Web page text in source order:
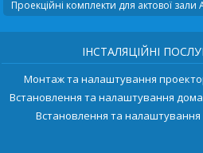
Проекційні комплекти для актової
ІНСТАЛЯЦІЙНІ
Монтаж та налаштування
Встановлення та налаштування
Встановлення та налаштування